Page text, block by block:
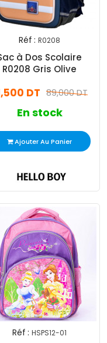
Réf : R0208
à Dos Scolaire
R0208 Gris Olive
89,000 DT
DT
En stock
Ajouter Au Panier
Réf : HSPS12-01